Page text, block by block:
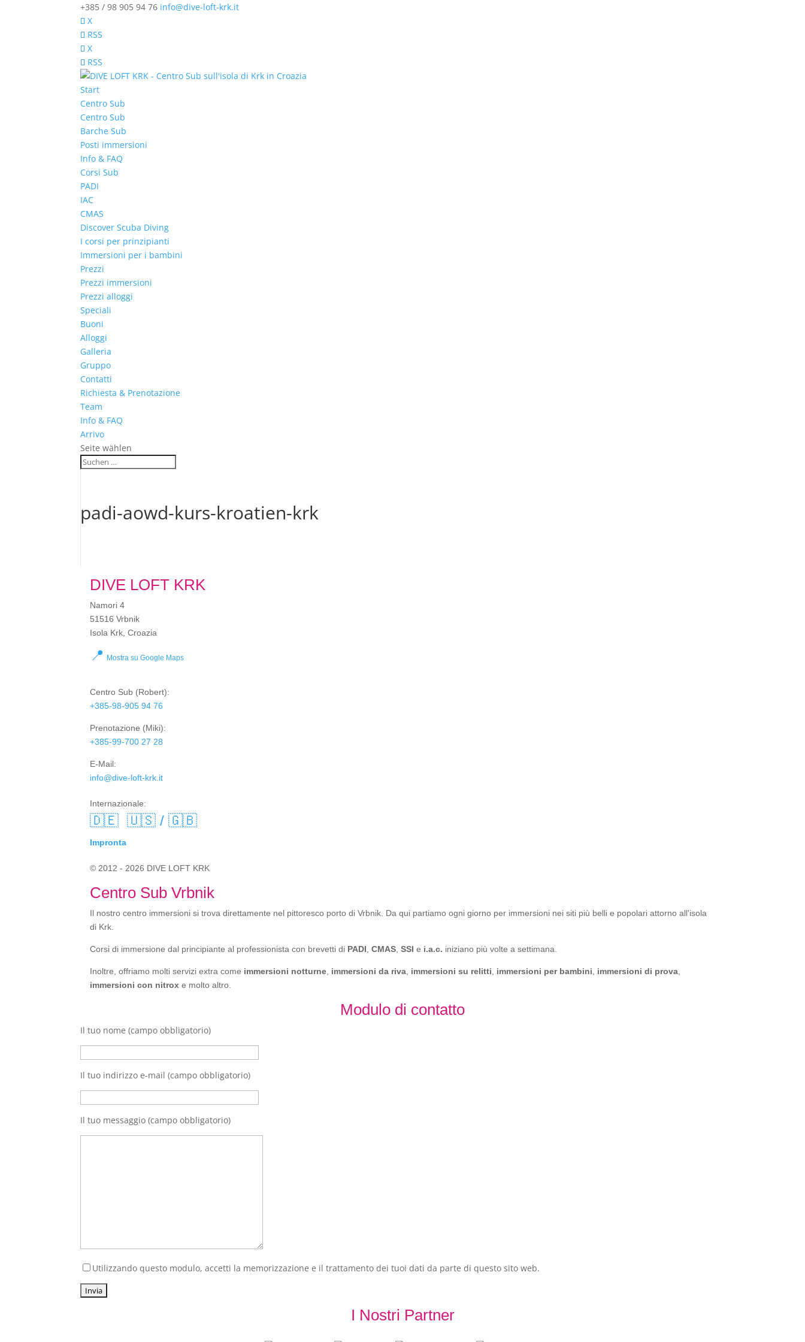
+385 / 98 905 94 76 info@dive-loft-krk.it
X
RSS
X
RSS
Start
Centro Sub
Centro Sub
Barche Sub
Posti immersioni
Info & FAQ
Corsi Sub
PADI
IAC
CMAS
Discover Scuba Diving
I corsi per prinzipianti
Immersioni per i bambini
Prezzi
Prezzi immersioni
Prezzi alloggi
Speciali
Buoni
Alloggi
Galleria
Gruppo
Contatti
Richiesta & Prenotazione
Team
Info & FAQ
Arrivo
Seite wählen
padi-aowd-kurs-kroatien-krk
DIVE LOFT KRK
Namori 4
51516 Vrbnik
Isola Krk, Croazia
📍 Mostra su Google Maps
Centro Sub (Robert):
+385-98-905 94 76
Prenotazione (Miki):
+385-99-700 27 28
E-Mail:
info@dive-loft-krk.it
Internazionale:
🇩🇪 🇺🇸 / 🇬🇧
Impronta
© 2012 - 2026 DIVE LOFT KRK
Centro Sub Vrbnik
Il nostro centro immersioni si trova direttamente nel pittoresco porto di Vrbnik. Da qui partiamo ogni giorno per immersioni nei siti più belli e popolari attorno all'isola
di Krk.
Corsi di immersione dal principiante al professionista con brevetti di PADI ,CMAS ,SSI e i.a.c. iniziano più volte a settimana.
Inoltre, offriamo molti servizi extra come immersioni notturne immersioni da riva immersioni su relitti immersioni per bambini immersioni di prova
immersioni con nitrox e molto altro.
Modulo di contatto
Il tuo nome (campo obbligatorio)
Il tuo indirizzo e-mail (campo obbligatorio)
Il tuo messaggio (campo obbligatorio)
Utilizzando questo modulo, accetti la memorizzazione e il trattamento dei tuoi dati da parte di questo sito web.
I Nostri Partner